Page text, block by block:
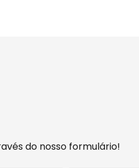
do nosso formulário!